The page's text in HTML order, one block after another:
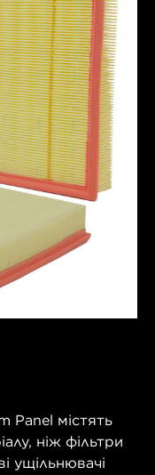
Panel містять
ніж фільтри
ущільнювачі